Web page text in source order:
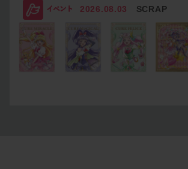
2026.08.03 SCRAP